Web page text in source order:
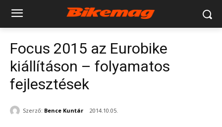
Focus 2015 az Eurobike
kiállításon – folyamatos
fejlesztések
Szerző: Bence Kuntár 2014.10.05.